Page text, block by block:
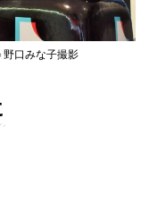
野口みな子撮影